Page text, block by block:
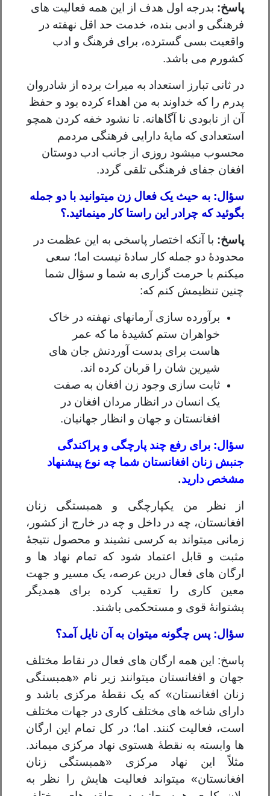
پاسخ: بدرجه اول هدف از این همه فعالیت های
فرهنگی و ادبی بنده، خدمت حد اقل نهفته در
واقعیت بسی گسترده، برای فرهنگ و ادب
کشورم می باشد.
در ثانی تبارز استعداد به میراث برده از شادروان
پدرم را که خداوند به من اهداء کرده بود و حفظ
آن از نابودی نا آگاهانه. تا نشود خفه کردن همچو
استعدادی که مایۀ دارایی فرهنگی مردمم
محسوب میشود روزی از جانب ادب دوستان
افغان جفای فرهنگی تلقی گردد.
سؤال: به حیث یک فعال زن میتوانید با دو جمله
بگوئید که چرادر این راستا کار مینمائید.؟
پاسخ: با آنکه اختصار پاسخی به این عظمت در
محدودۀ دو جمله کار سادۀ نیست اما؛ سعی
میکنم با حرمت گزاری به شما و سؤال شما
چنین تنظیمش کنم که:
برآورده سازی آرمانهای نهفته در خاک
خواهران ستم کشیدۀ ما که عمر
هاست برای بدست آوردنش جان های
شیرین شان را قربان کرده اند.
ثابت سازی وجود زن افغان به صفت
یک انسان در انظار مردان افغان در
افغانستان و جهان و انظار جهانیان.
سؤال: برای رفع چند پارچگی و پراکندگی
جنبش زنان افغانستان شما چه نوع پیشنهاد
مشخص دارید.
از نظر من یکپارچگی و همبستگی زنان
افغانستان، چه در داخل و چه در خارج از کشور،
زمانی میتواند به کرسی نشیند و محصول نتیجۀ
مثبت و قابل اعتماد شود که تمام نهاد ها و
ارگان های فعال درین عرصه، یک مسیر و جهت
معین کاری را تعقیب کرده برای همدیگر
پشتوانۀ قوی و مستحکمی باشند.
سؤال: پس چگونه میتوان به آن نایل آمد؟
پاسخ: این همه ارگان های فعال در نقاط مختلف
جهان و افغانستان میتوانند زیر نام «همبستگی
زنان افغانستان» که یک نقطۀ مرکزی باشد و
دارای شاخه های مختلف کاری در جهات مختلف
است، فعالیت کنند. اما؛ در کل تمام این ارگان
ها وابسته به نقطۀ هستوی نهاد مرکزی میماند.
مثلاً این نهاد مرکزی «همبستگی زنان
افغانستان» میتواند فعالیت هایش را نظر به